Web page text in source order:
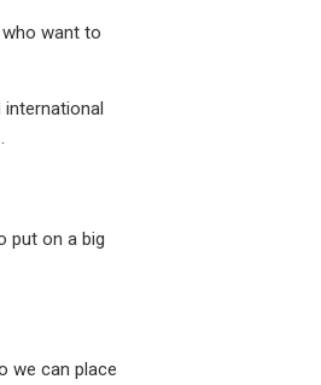
want to
put on a big
we can place